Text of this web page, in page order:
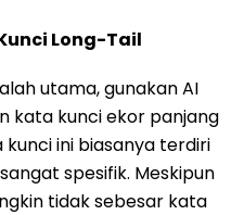
Long-Tail
utama, gunakan AI
kata kunci ekor panjang
ini biasanya terdiri
spesifik. Meskipun
tidak sebesar kata